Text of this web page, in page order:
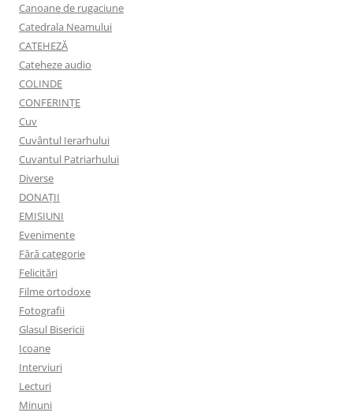
Canoane de rugaciune
Catedrala Neamului
CATEHEZĂ
Cateheze audio
COLINDE
CONFERINȚE
Cuv
Cuvântul Ierarhului
Cuvantul Patriarhului
Diverse
DONAȚII
EMISIUNI
Evenimente
Fără categorie
Felicitări
Filme ortodoxe
Fotografii
Glasul Bisericii
Icoane
Interviuri
Lecturi
Minuni